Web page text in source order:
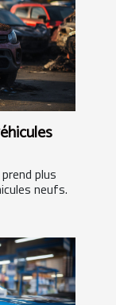
plus
neufs.